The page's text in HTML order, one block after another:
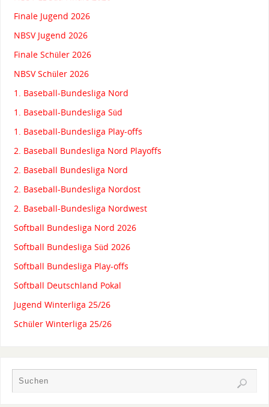
Finale Jugend 2026
NBSV Jugend 2026
Finale Schüler 2026
NBSV Schüler 2026
1. Baseball-Bundesliga Nord
1. Baseball-Bundesliga Süd
1. Baseball-Bundesliga Play-offs
2. Baseball Bundesliga Nord Playoffs
2. Baseball Bundesliga Nord
2. Baseball-Bundesliga Nordost
2. Baseball-Bundesliga Nordwest
Softball Bundesliga Nord 2026
Softball Bundesliga Süd 2026
Softball Bundesliga Play-offs
Softball Deutschland Pokal
Jugend Winterliga 25/26
Schüler Winterliga 25/26